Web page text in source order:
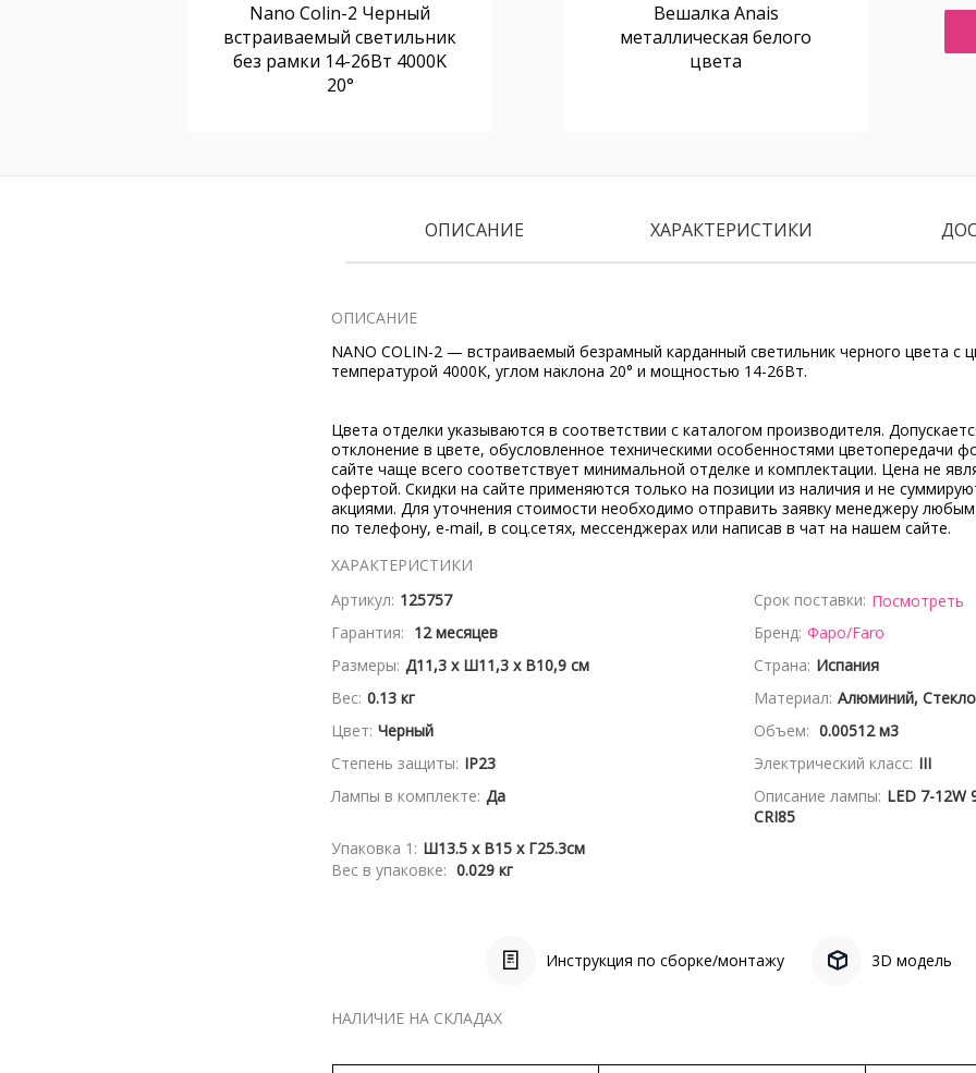
Nano Colin-2 Черный
встраиваемый светильник
без рамки 14-26Вт 4000K
20°
Вешалка Anais
металлическая белого
цвета
ОПИСАНИЕ ХАРАКТЕРИСТИКИ
ОПИСАНИЕ
NANO COLIN-2 — встраиваемый безрамный карданный светильник черного цвета с
температурой 4000К, углом наклона 20° и мощностью 14-26Вт.
Цвета отделки указываются в соответствии с каталогом производителя.
отклонение в цвете, обусловленное техническими особенностями цветопередачи
сайте чаще всего соответствует минимальной отделке и комплектации. Цена не
офертой. Скидки на сайте применяются только на позиции из наличия и не
акциями. Для уточнения стоимости необходимо отправить заявку менеджеру
по телефону, e-mail, в соц.сетях, мессенджерах или написав в чат на нашем сайте.
ХАРАКТЕРИСТИКИ
Артикул: 125757 Срок поставки: Посмотреть
Гарантия: 12 месяцев Бренд: Фаро/Faro
Размеры: Д11,3 x Ш11,3 x В10,9 см Страна: Испания
Вес: 0.13 кг Материал: Алюминий, Стекло
Цвет: Черный Объем: 0.00512 м3
Степень защиты: IP23 Электрический класс: III
Лампы в комплекте: Да Описание лампы: LED 7-12W
CRI85
Упаковка 1: Ш13.5 x В15 x Г25.3см
Вес в упаковке: 0.029 кг
Инструкция по сборке/монтажу 3D модель
НАЛИЧИЕ НА СКЛАДАХ